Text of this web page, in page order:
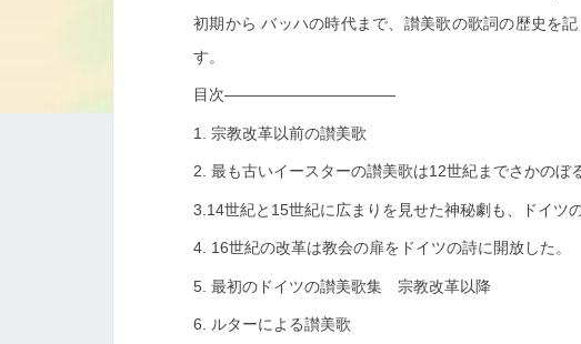
初期からバッハの時代まで、讃美歌の歌詞の歴史を
す。
目次———————————
1. 宗教改革以前の讃美歌
2. 最も古いイースターの讃美歌は12世紀までさかのぼ
3.14世紀と15世紀に広まりを見せた神秘劇も、ドイツ
4. 16世紀の改革は教会の扉をドイツの詩に開放した。
5. 最初のドイツの讃美歌集 宗教改革以降
6. ルターによる讃美歌